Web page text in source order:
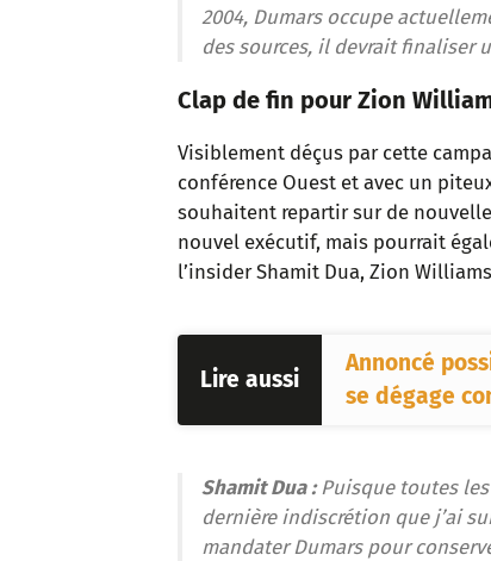
2004, Dumars occupe
des sources, il devrait finaliser
Clap de fin pour Zion
Visiblement déçus par cette
conférence Ouest et avec un
souhaitent repartir sur de
nouvel exécutif, mais pourrait
l’insider Shamit Dua, Zion
Lire aussi
Annoncé
se dégage
Shamit Dua :Puisque toutes les
dernière indiscrétion que j’ai
mandater Dumars pour